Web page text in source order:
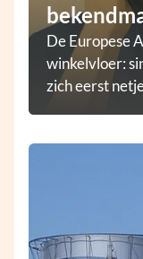
De Europese
winkelvloer:
zich eerst